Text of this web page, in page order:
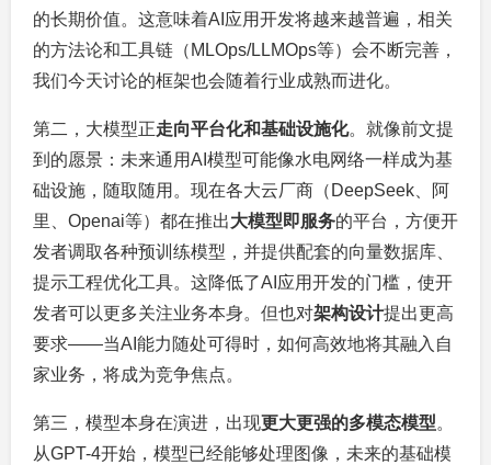
的长期价值。这意味着AI应用开发将越来越普遍，相关
的方法论和工具链（MLOps/LLMOps等）会不断完善，
我们今天讨论的框架也会随着行业成熟而进化。
第二，大模型正走向平台化和基础设施化。就像前文提
到的愿景：未来通用AI模型可能像水电网络一样成为基
础设施，随取随用。现在各大云厂商（DeepSeek、阿
里、Openai等）都在推出大模型即服务的平台，方便开
发者调取各种预训练模型，并提供配套的向量数据库、
提示工程优化工具。这降低了AI应用开发的门槛，使开
发者可以更多关注业务本身。但也对架构设计提出更高
要求——当AI能力随处可得时，如何高效地将其融入自
家业务，将成为竞争焦点。
第三，模型本身在演进，出现更大更强的多模态模型。
从GPT-4开始，模型已经能够处理图像，未来的基础模